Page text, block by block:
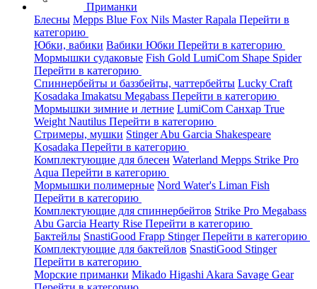
Приманки
Блесны Mepps Blue Fox Nils MasterRapala Перейти в
категорию
Юбки, вабики Вабики Юбки Перейти в категорию
Мормышки судаковые Fish Gold LumiCom Shape Spider
Перейти в категорию
Спиннербейты и баззбейты, чаттербейты Lucky Craft
Kosadaka Imakatsu Megabass Перейти в категорию
Мормышки зимние и летние LumiCom Санхар True
Weight Nautilus Перейти в категорию
Стримеры, мушки StingerAbu Garcia Shakespeare
Kosadaka Перейти в категорию
Комплектующие для блесен Waterland Mepps Strike Pro
Aqua Перейти в категорию
Мормышки полимерные Nord Water's Liman Fish
Перейти в категорию
Комплектующие для спиннербейтов Strike Pro Megabass
Abu Garcia Hearty Rise Перейти в категорию
Бактейлы SnastiGood Frapp StingerПерейти в категорию
Комплектующие для бактейлов SnastiGood Stinger
Перейти в категорию
Морские приманки Mikado Higashi Akara Savage Gear